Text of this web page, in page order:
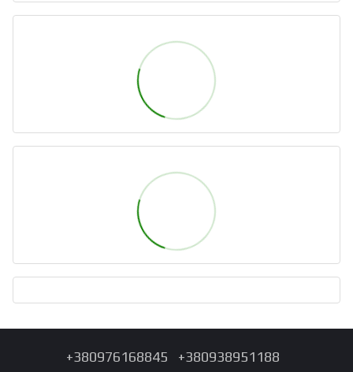
+380976168845 +380938951188